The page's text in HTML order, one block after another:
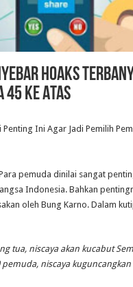
Hoaks
45 ke Atas
pemuda dinilai sangat
Indonesia. Bahkan
oleh Bung Karno. Dalam
tua, niscaya akan kucabut
pemuda, niscaya